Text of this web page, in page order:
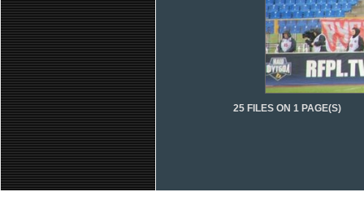
25 FILES ON 1 PAGE(S)